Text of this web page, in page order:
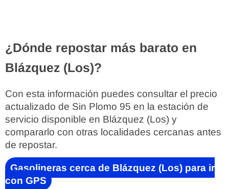
¿Dónde repostar más barato en
Blázquez (Los)?
Con esta información puedes consultar el precio
actualizado de Sin Plomo 95 en la estación de
servicio disponible en Blázquez (Los) y
compararlo con otras localidades cercanas antes
de repostar.
Gasolineras cerca de Blázquez (Los) para ir
con GPS